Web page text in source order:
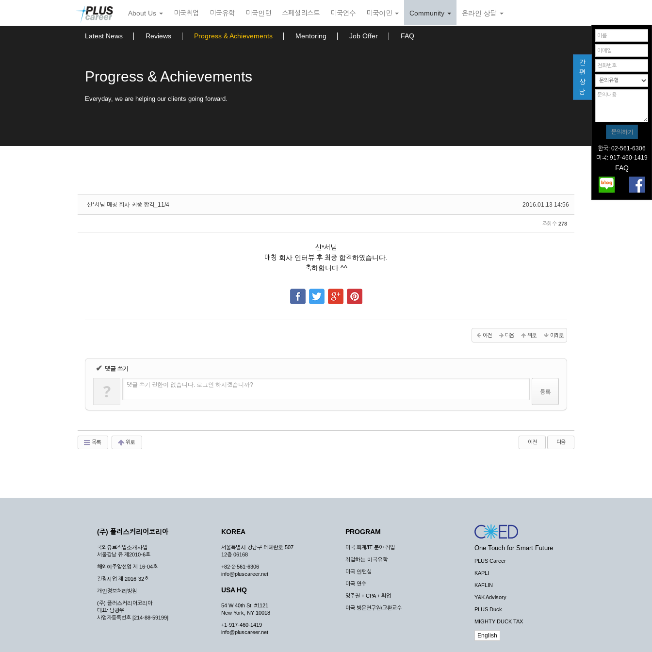
뉴
토
About Us 미국취업 미국유학 미국인턴 스페셜리스트 미국연수 미국이민 Community 온라인 상담
Latest News Reviews Progress & Achievements Mentoring Job Offer FAQ
Progress & Achievements
Everyday, we are helping our clients going forward.
2016.01.13 14:56
신*서님 매칭 회사 최종 합격_11/4
조회 수 278
신*서님
매칭 회사 인터뷰 후 최종 합격하였습니다.
축하합니다.^^
이전 다음 위로 아래로
✔ 댓글 쓰기
? 댓글 쓰기 권한이 없습니다. 로그인 하시겠습니까?
목록 위로 이전 다음
간
편
상
담
한국: 02-561-6306
미국: 917-460-1419
FAQ
(주) 플러스커리어코리아
국외유료직업소개사업
서울강남 유 제2010-6호
해외이주알선업 제 16-04호
관광사업 제 2016-32호
개인정보처리방침
(주) 플러스커리어코리아
대표: 남광우
사업자등록번호 [214-88-59199]
KOREA
서울특별시 강남구 테헤란로 507
12층 06168
+82-2-561-6306
info@pluscareer.net
USA HQ
54 W 40th St. #1121
New York, NY 10018
+1-917-460-1419
info@pluscareer.net
PROGRAM
미국 회계/IT 분야 취업
취업하는 미국유학
미국 인턴십
미국 연수
영주권 + CPA + 취업
미국 방문연구원/교환교수
One Touch for Smart Future
PLUS Career
KAPLI
KAFLIN
Y&K Advisory
PLUS Duck
MIGHTY DUCK TAX
English